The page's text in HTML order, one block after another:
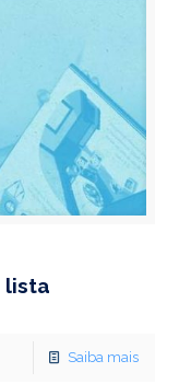
lista
Saiba mais